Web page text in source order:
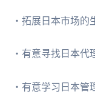
・拓展日本市场的
・有意寻找日本代
・有意学习日本管